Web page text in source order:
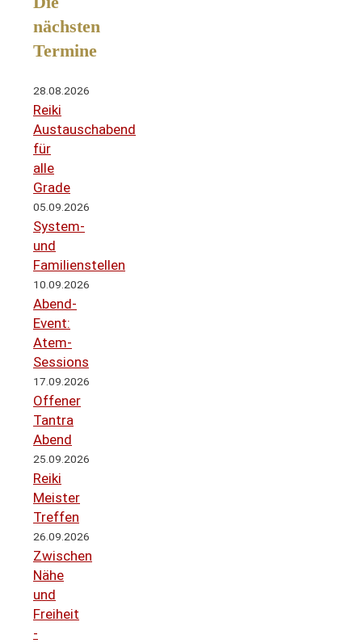
nächsten
Termine
28.08.2026
Reiki
Austauschabend
für
alle
Grade
05.09.2026
System-
und
Familienstellen
10.09.2026
Abend-
Event:
Atem-
Sessions
17.09.2026
Offener
Tantra
Abend
25.09.2026
Reiki
Meister
Treffen
26.09.2026
Zwischen
Nähe
und
Freiheit
-